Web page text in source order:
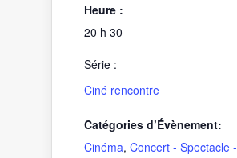
Heure :
20 h 30
Série :
Ciné rencontre
Catégories d’Évènement:
Cinéma, Concert - Spectacle -